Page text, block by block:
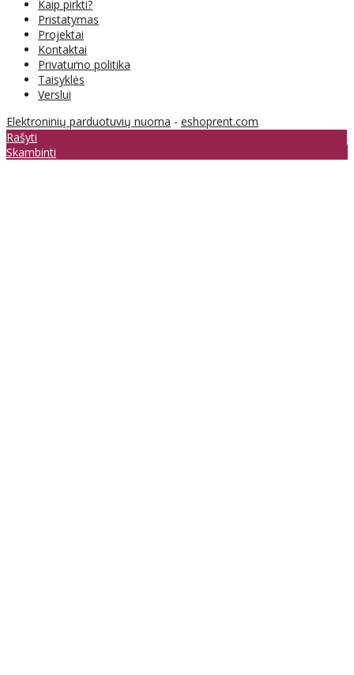
Kaip pirkti?
Pristatymas
Projektai
Kontaktai
Privatumo politika
Taisyklės
Verslui
Elektroninių parduotuvių nuoma - eshoprent.com
Rašyti
Skambinti